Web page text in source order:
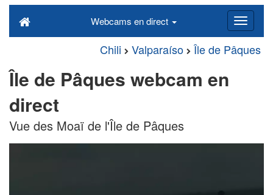
Webcams en direct
Chili Valparaíso Île de Pâques
Île de Pâques webcam en
direct
Vue des Moaï de l'Île de Pâques